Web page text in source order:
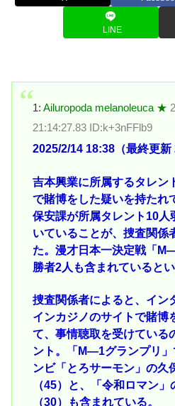
LINE
1: Ailuropoda melanoleuca ★
21:14:27.83 ID:k+3nFFlb9
2025/2/14 18:38（最終更新
吉本興業に所属するタレン
で賭博をした疑いを持たれ
保安課が所属タレント10人
いていることが、捜査関係
た。漫才日本一決定戦「
勝者2人も含まれているとい
捜査関係者によると、イン
インカジノのサイトで賭博
て、事情聴取を受けている
ント。「M―1グランプリ」
ンビ「とろサーモン」の久
（45）と、「令和ロマン
（30）も含まれている。